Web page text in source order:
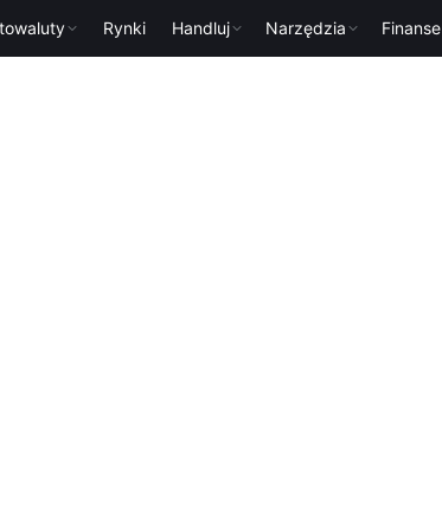
Rynki Handluj Narzędzia Finanse